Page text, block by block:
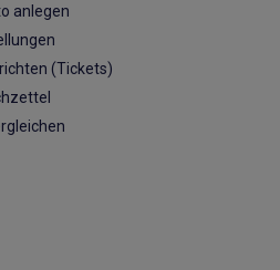
anlegen
(Tickets)